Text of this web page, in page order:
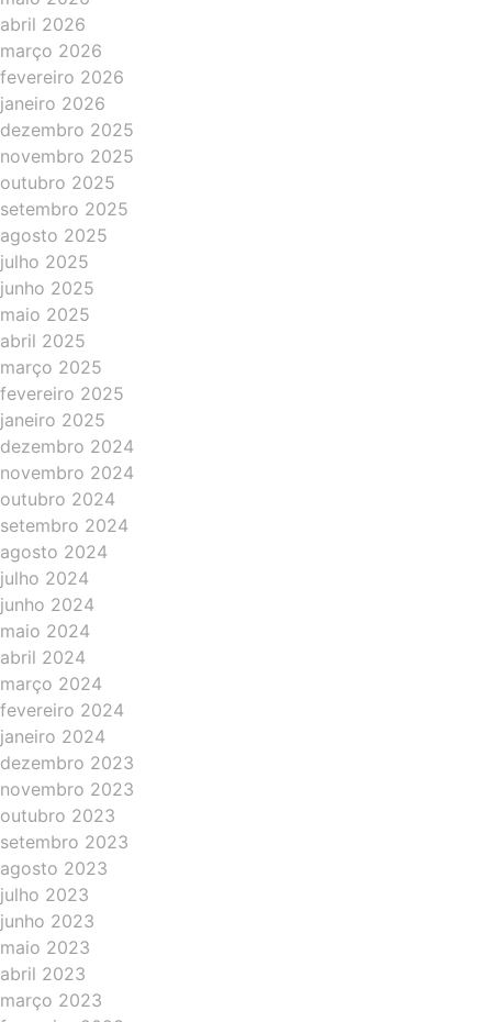
abril 2026
março 2026
fevereiro 2026
janeiro 2026
dezembro 2025
novembro 2025
outubro 2025
setembro 2025
agosto 2025
julho 2025
junho 2025
maio 2025
abril 2025
março 2025
fevereiro 2025
janeiro 2025
dezembro 2024
novembro 2024
outubro 2024
setembro 2024
agosto 2024
julho 2024
junho 2024
maio 2024
abril 2024
março 2024
fevereiro 2024
janeiro 2024
dezembro 2023
novembro 2023
outubro 2023
setembro 2023
agosto 2023
julho 2023
junho 2023
maio 2023
abril 2023
março 2023